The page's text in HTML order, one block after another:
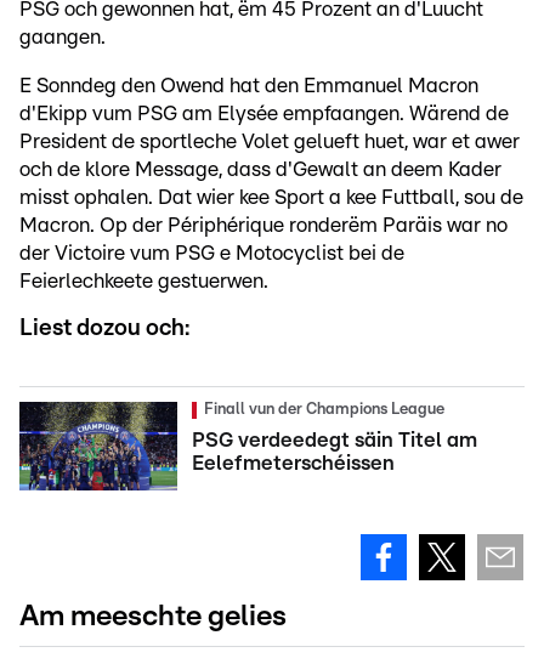
PSG och gewonnen hat, ëm 45 Prozent an d'Luucht
gaangen.
E Sonndeg den Owend hat den Emmanuel Macron
d'Ekipp vum PSG am Elysée empfaangen. Wärend de
President de sportleche Volet gelueft huet, war et awer
och de klore Message, dass d'Gewalt an deem Kader
misst ophalen. Dat wier kee Sport a kee Futtball, sou de
Macron. Op der Périphérique ronderëm Paräis war no
der Victoire vum PSG e Motocyclist bei de
Feierlechkeete gestuerwen.
Liest dozou och:
Finall vun der Champions League
PSG verdeedegt säin Titel am
Eelefmeterschéissen
Am meeschte gelies